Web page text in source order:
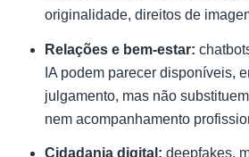
originalidade, direitos de
Relações e bem-estar:
IA podem parecer disponíveis,
julgamento, mas não
nem acompanhamento
Cidadania digital: deepfakes,